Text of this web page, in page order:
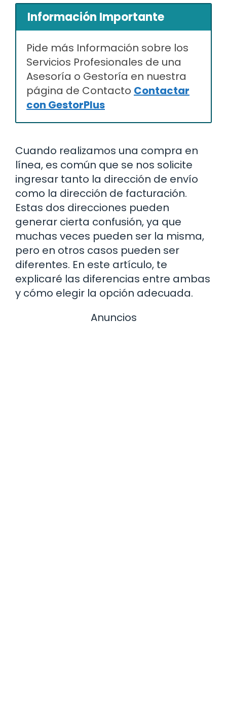
Información Importante
Pide más Información sobre los
Servicios Profesionales de una
Asesoría o Gestoría en nuestra
página de Contacto Contactar
con GestorPlus
Cuando realizamos una compra en
línea, es común que se nos solicite
ingresar tanto la dirección de envío
como la dirección de facturación.
Estas dos direcciones pueden
generar cierta confusión, ya que
muchas veces pueden ser la misma,
pero en otros casos pueden ser
diferentes. En este artículo, te
explicaré las diferencias entre ambas
y cómo elegir la opción adecuada.
Anuncios